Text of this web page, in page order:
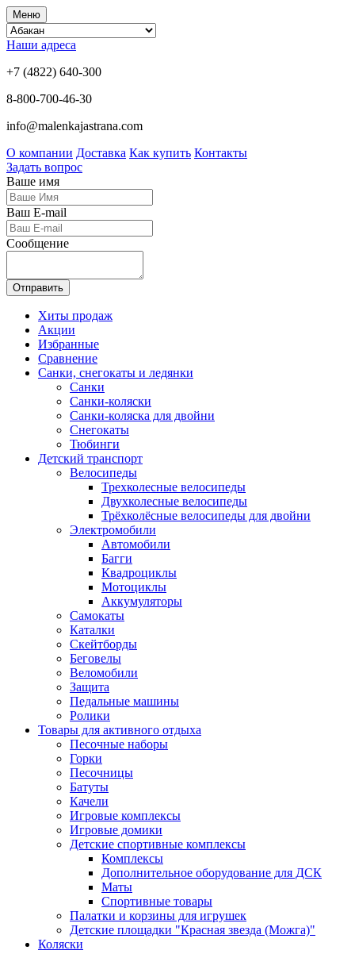
Меню
Наши адреса
+7 (4822) 640-300
8-800-700-46-30
info@malenkajastrana.com
О компании Доставка Как купить Контакты
Задать вопрос
Ваше имя
Ваш E-mail
Сообщение
Отправить
Хиты продаж
Акции
Избранные
Сравнение
Санки, снегокаты и ледянки
Санки
Санки-коляски
Санки-коляска для двойни
Снегокаты
Тюбинги
Детский транспорт
Велосипеды
Трехколесные велосипеды
Двухколесные велосипеды
Трёхколёсные велосипеды для двойни
Электромобили
Автомобили
Багги
Квадроциклы
Мотоциклы
Аккумуляторы
Самокаты
Каталки
Скейтборды
Беговелы
Веломобили
Защита
Педальные машины
Ролики
Товары для активного отдыха
Песочные наборы
Горки
Песочницы
Батуты
Качели
Игровые комплексы
Игровые домики
Детские спортивные комплексы
Комплексы
Дополнительное оборудование для ДСК
Маты
Спортивные товары
Палатки и корзины для игрушек
Детские площадки "Красная звезда (Можга)"
Коляски